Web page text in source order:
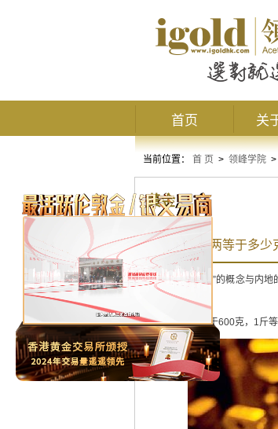
首页 关
当前位置： 首 页 > 领峰学院 >
黄金
香港黄金一两等于多少
香港的“斤”与“两”的概念与内
发生纠纷。
在香港，1斤等于600克，1斤